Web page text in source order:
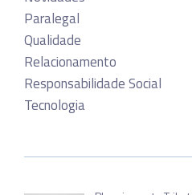
Paralegal
Qualidade
Relacionamento
Responsabilidade Social
Tecnologia